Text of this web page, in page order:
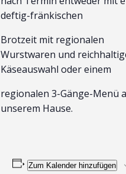
deftig-fränkischen
Brotzeit mit regionalen
Wurstwaren und
Käseauswahl oder einem
regionalen 3-Gänge-Menü
unserem Hause.
Zum Kalender hinzufügen